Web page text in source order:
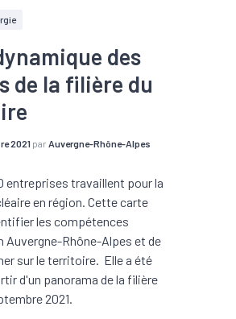
des
de la filière du
2021 par Auvergne-Rhône-Alpes
entreprises travaillent pour la
en région. Cette carte
les compétences
Auvergne-Rhône-Alpes et de
sur le territoire. Elle a été
d'un panorama de la filière
2021.